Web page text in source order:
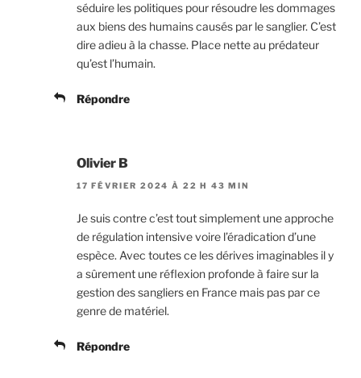
séduire les politiques pour résoudre les dommages
aux biens des humains causés par le sanglier. C’est
dire adieu à la chasse. Place nette au prédateur
qu’est l’humain.
Répondre
Olivier B
17 FÉVRIER 2024 À 22 H 43 MIN
Je suis contre c’est tout simplement une approche
de régulation intensive voire l’éradication d’une
espèce. Avec toutes ce les dérives imaginables il y
a sûrement une réflexion profonde à faire sur la
gestion des sangliers en France mais pas par ce
genre de matériel.
Répondre